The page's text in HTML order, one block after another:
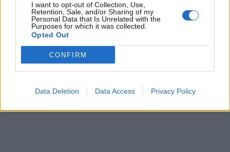
I want to opt-out of Collection, Use,
Retention, Sale, and/or Sharing of my
Personal Data that Is Unrelated with the
Purposes for which it was collected.
Opted Out
CONFIRM
Data Deletion Data Access Privacy Policy